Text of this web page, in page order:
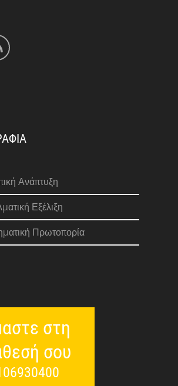
Ανάπτυξη
Εξέλιξη
Πρωτοπορία
στη
σου